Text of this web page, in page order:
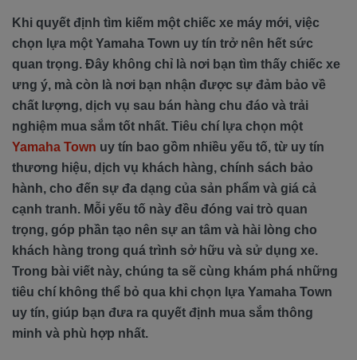
Khi quyết định tìm kiếm một chiếc xe máy mới, việc
chọn lựa một Yamaha Town uy tín trở nên hết sức
quan trọng. Đây không chỉ là nơi bạn tìm thấy chiếc xe
ưng ý, mà còn là nơi bạn nhận được sự đảm bảo về
chất lượng, dịch vụ sau bán hàng chu đáo và trải
nghiệm mua sắm tốt nhất. Tiêu chí lựa chọn một
Yamaha Town uy tín bao gồm nhiều yếu tố, từ uy tín
thương hiệu, dịch vụ khách hàng, chính sách bảo
hành, cho đến sự đa dạng của sản phẩm và giá cả
cạnh tranh. Mỗi yếu tố này đều đóng vai trò quan
trọng, góp phần tạo nên sự an tâm và hài lòng cho
khách hàng trong quá trình sở hữu và sử dụng xe.
Trong bài viết này, chúng ta sẽ cùng khám phá những
tiêu chí không thể bỏ qua khi chọn lựa Yamaha Town
uy tín, giúp bạn đưa ra quyết định mua sắm thông
minh và phù hợp nhất.